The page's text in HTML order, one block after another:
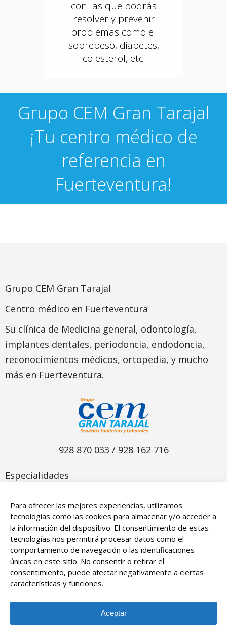
Para ofrecer las mejores experiencias, utilizamos
tecnologías como las cookies para almacenar y/o acceder a
la información del dispositivo. El consentimiento de estas
tecnologías nos permitirá procesar datos como el
comportamiento de navegación o las identificaciones
únicas en este sitio. No consentir o retirar el
consentimiento, puede afectar negativamente a ciertas
características y funciones.
Aceptar
con las que podrás
resolver y prevenir
problemas como el
sobrepeso, diabetes,
colesterol, etc.
Grupo CEM Gran Tarajal
¡Tu centro médico de
referencia en
Fuerteventura!
Grupo CEM Gran Tarajal
Centro médico en Fuerteventura
Su clínica de Medicina general, odontología,
implantes dentales, periodoncia, endodoncia,
reconocimientos médicos, ortopedia, y mucho
más en Fuerteventura.
928 870 033 / 928 162 716
Especialidades​
Psicotécnicos
Fisioterapia
Medicina general
© 2026 Grupo CEM Gran Tarajal. Todos los derechos